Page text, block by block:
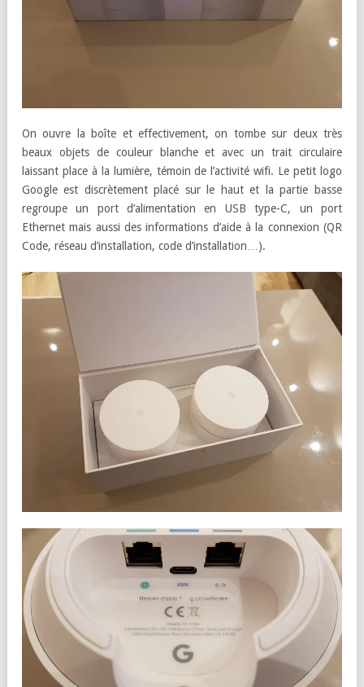
On ouvre la boîte et effectivement, on tombe sur deux très
beaux objets de couleur blanche et avec un trait circulaire
laissant place à la lumière, témoin de l’activité wifi. Le petit logo
Google est discrètement placé sur le haut et la partie basse
regroupe un port d’alimentation en USB type-C, un port
Ethernet mais aussi des informations d’aide à la connexion (QR
Code, réseau d’installation, code d’installation…).